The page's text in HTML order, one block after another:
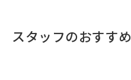
スタッフのおすすめ